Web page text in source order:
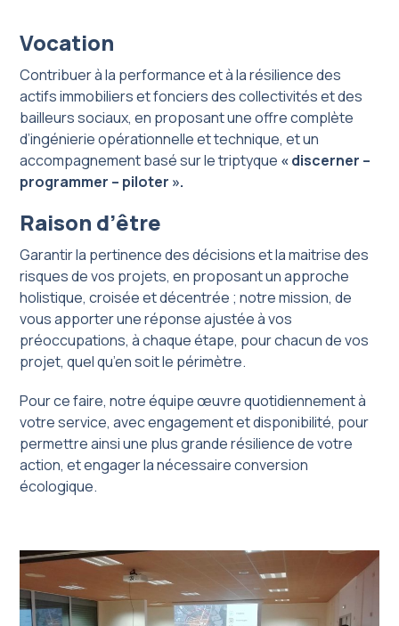
Vocation
Contribuer à la performance et à la résilience des
actifs immobiliers et fonciers des collectivités et des
bailleurs sociaux, en proposant une offre complète
d’ingénierie opérationnelle et technique, et un
accompagnement basé sur le triptyque « discerner –
programmer – piloter ».
Raison d’être
Garantir la pertinence des décisions et la maitrise des
risques de vos projets, en proposant un approche
holistique, croisée et décentrée ; notre mission, de
vous apporter une réponse ajustée à vos
préoccupations, à chaque étape, pour chacun de vos
projet, quel qu’en soit le périmètre.
Pour ce faire, notre équipe œuvre quotidiennement à
votre service, avec engagement et disponibilité, pour
permettre ainsi une plus grande résilience de votre
action, et engager la nécessaire conversion
écologique.